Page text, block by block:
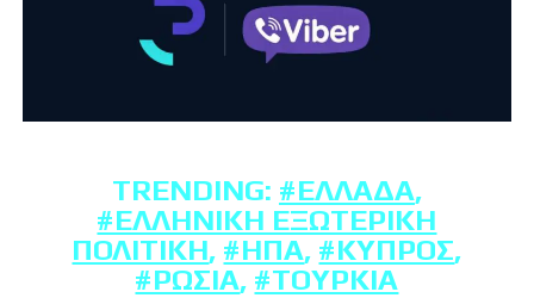
TRENDING: #ΕΛΛΆΔΑ,
#ΕΛΛΗΝΙΚΉ ΕΞΩΤΕΡΙΚΉ
ΠΟΛΙΤΙΚΉ, #ΗΠΑ, #ΚΎΠΡΟΣ,
#ΡΩΣΊΑ, #ΤΟΥΡΚΊΑ